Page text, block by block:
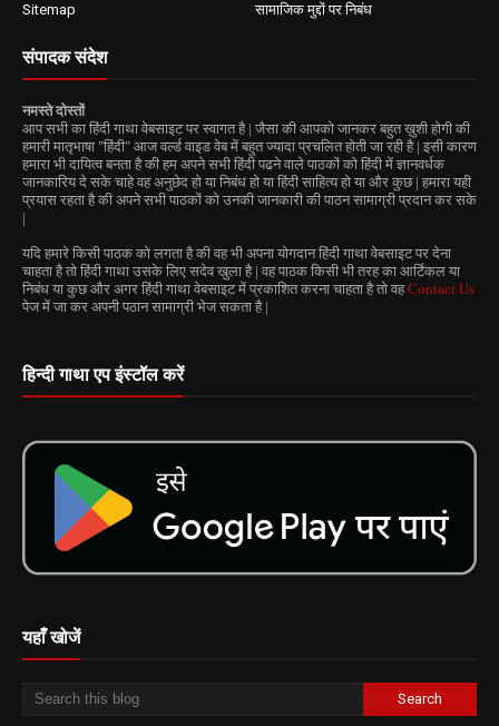
Sitemap
सामाजिक मुद्दों पर निबंध
संपादक संदेश
नमस्ते दोस्तों
आप सभी का हिंदी गाथा वेबसाइट पर स्वागत है | जैसा की आपको जानकर बहुत ख़ुशी होगी की
हमारी मातृभाषा "हिंदी" आज वर्ल्ड वाइड वेब में बहुत ज्यादा प्रचलित होती जा रही है | इसी कारण
हमारा भी दायित्व बनता है की हम अपने सभी हिंदी पढने वाले पाठकों को हिंदी में ज्ञानवर्धक
जानकारिय दे सके चाहे वह अनुछेद हो या निबंध हो या हिंदी साहित्य हो या और कुछ | हमारा यही
प्रयास रहता है की अपने सभी पाठकों को उनकी जानकारी की पाठन सामाग्री प्रदान कर सके
|
यदि हमारे किसी पाठक को लगता है की वह भी अपना योगदान हिंदी गाथा वेबसाइट पर देना
चाहता है तो हिंदी गाथा उसके लिए सदेव खुला है | वह पाठक किसी भी तरह का आर्टिकल या
निबंध या कुछ और अगर हिंदी गाथा वेबसाइट में प्रकाशित करना चाहता है तो वहContact Us
पेज में जा कर अपनी पठान सामाग्री भेज सकता है |
हिन्दी गाथा एप इंस्टॉल करें
यहाँ खोजें